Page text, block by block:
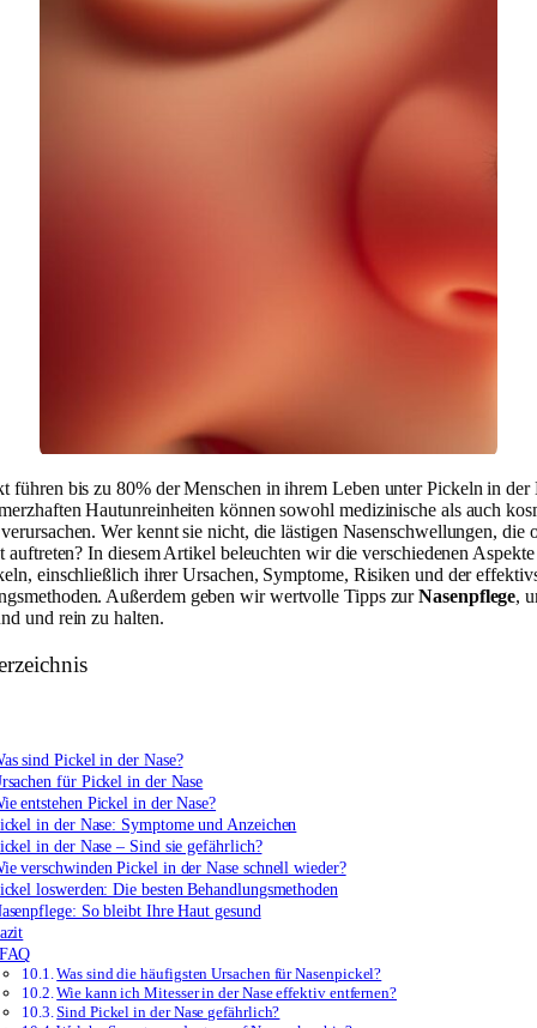
führen bis zu 80% der Menschen in ihrem Leben unter Pickeln in der
Hautunreinheiten können sowohl medizinische als auch
Wer kennt sie nicht, die lästigen Nasenschwellungen, die
auftreten? In diesem Artikel beleuchten wir die verschiedenen
einschließlich ihrer Ursachen, Symptome, Risiken und der
Außerdem geben wir wertvolle Tipps zurNasenpflege,
und rein zu halten.
sind Pickel in der Nase?
für Pickel in der Nase
entstehen Pickel in der Nase?
in der Nase: Symptome und Anzeichen
in der Nase – Sind sie gefährlich?
verschwinden Pickel in der Nase schnell wieder?
loswerden: Die besten Behandlungsmethoden
So bleibt Ihre Haut gesund
Was sind die häufigsten Ursachen für Nasenpickel?
Wie kann ich Mitesser in der Nase effektiv entfernen?
Sind Pickel in der Nase gefährlich?